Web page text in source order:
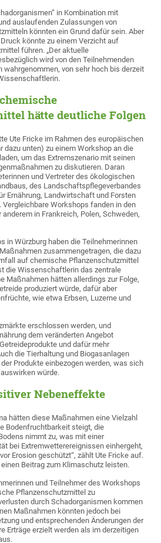
in Kombination mit
auslaufenden Zulassungen von
könnten ein Grund dafür sein. Aber
könnte zu einem Verzicht auf
führen. „Der aktuelle
wird von den Teilnehmenden
wahrgenommen, von sehr hoch bis derzeit
hätte deutliche Folgen
Ute Fricke im Rahmen des europäischen
dazu unten) zu einem Workshop an die
um das Extremszenario mit seinen
zu diskutieren. Daran
und Vertreter des ökologischen
des Landschaftspflegeverbandes
Ernährung, Landwirtschaft und Forsten
Vergleichbare Workshops fanden in den
in Frankreich, Polen, Schweden,
in Würzburg haben die Teilnehmerinnen
zusammengetragen, die dazu
auf chemische Pflanzenschutzmittel
die Wissenschaftlerin das zentrale
Maßnahmen hätten allerdings zur Folge,
produziert würde, dafür aber
wie etwa Erbsen, Luzerne und
erschlossen werden, und
dem veränderten Angebot
und dafür mehr
die Tierhaltung und Biogasanlagen
Produkte einbezogen werden, was sich
würde.
Nebeneffekte
hätten diese Maßnahmen eine Vielzahl
Bodenfruchtbarkeit steigt, die
nimmt zu, was mit einer
bei Extremwetterereignissen einhergeht,
Erosion geschützt“, zählt Ute Fricke auf.
Beitrag zum Klimaschutz leisten.
und Teilnehmer des Workshops
Pflanzenschutzmittel zu
durch Schadorganismen kommen
Maßnahmen könnten jedoch bei
und entsprechenden Änderungen der
Erträge erzielt werden als im derzeitigen